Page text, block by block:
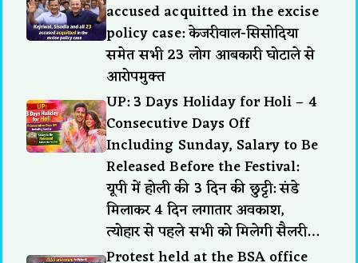
accused acquitted in the excise
policy case: केजरीवाल-सिसोदिया
समेत सभी 23 लोग आबकारी घोटाले से
आरोपमुक्त
UP: 3 Days Holiday for Holi – 4
Consecutive Days Off
Including Sunday, Salary to Be
Released Before the Festival:
यूपी में होली की 3 दिन की छुट्टी: संडे
मिलाकर 4 दिन लगातार अवकाश,
त्योहार से पहले सभी को मिलेगी सैलरी…
Protest held at the BSA office